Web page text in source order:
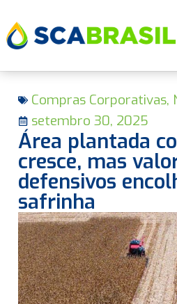
Compras Corporativas,
setembro 30, 2025
Área plantada
cresce, mas
defensivos
safrinha